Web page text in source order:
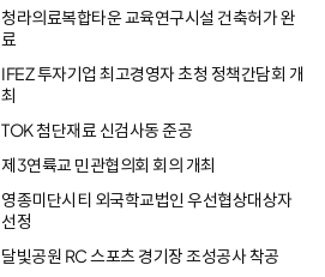
청라의료복합타운 교육연구시설 건축허가 완
료
IFEZ 투자기업 최고경영자 초청 정책간담회 개
최
TOK 첨단재료 신검사동 준공
제3연륙교 민관협의회 회의 개최
영종미단시티 외국학교법인 우선협상대상자
선정
달빛공원 RC 스포츠 경기장 조성공사 착공